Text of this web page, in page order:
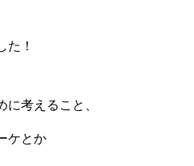
た！
考えること、
ケとか